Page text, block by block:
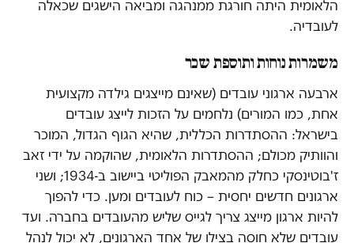
הלאומית היתה חורגת ממנהגה ומביאה הישגים שכאלה
לעובדיה.
משמרות נוחות ותוספת שכר
ארבעה ארגוני עובדים (שאינם מייצגים גילדה מקצועית
אחת, כמו המורים) נלחמים על הזכות לייצג עובדים
בישראל: ההסתדרות הכללית, שהיא הגוף הגדול, המוכר
והוותיק מכולם; ההסתדרות הלאומית, שהוקמה על ידי זאב
ז'בוטינסקי כחלק מהמאבק הפוליטי ביישוב ב-1934; ושני
ארגונים חדשים יחסית – כוח לעובדים ומען. כדי להפוך
להיות ארגון מייצג צריך לגייס שליש מהעובדים בחברה. ועד
עובדים שלא חוסה בצילו של אחד הארגונים, לא יכול לנהל